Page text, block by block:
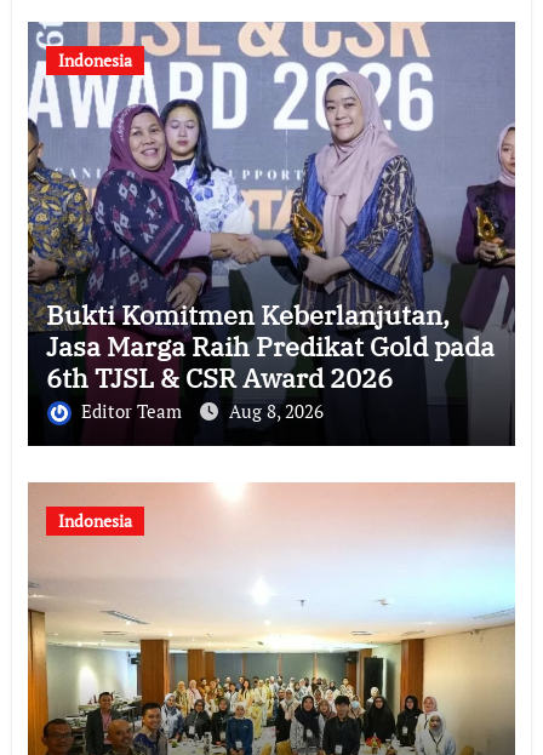
Indonesia
Bukti Komitmen Keberlanjutan,
Jasa Marga Raih Predikat Gold pada
6th TJSL & CSR Award 2026
Editor Team Aug 8, 2026
Indonesia